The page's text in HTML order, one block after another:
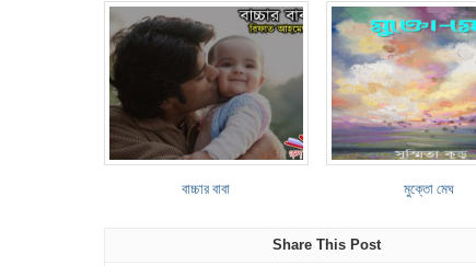
বাচ্চার বাবা মুক্তো মেঘ
Share This Post